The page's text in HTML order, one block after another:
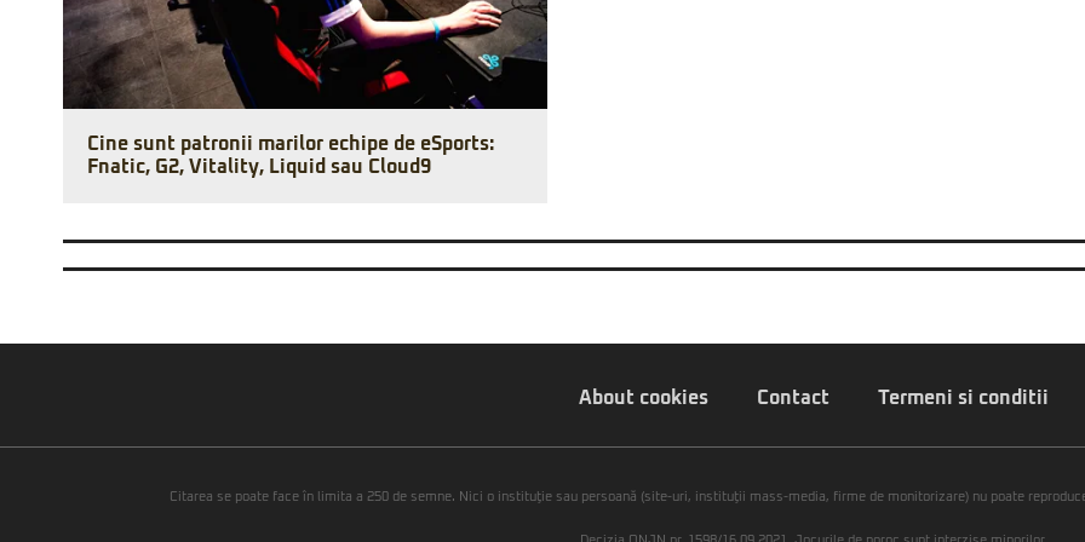
Cine sunt patronii marilor echipe de eSports:
Fnatic, G2, Vitality, Liquid sau Cloud9
About cookies Contact Termeni si conditii
Citarea se poate face în limita a 250 de semne. Nici o instituţie sau persoană (site-uri, instituţii mass-media, firme de monitorizare) nu poate